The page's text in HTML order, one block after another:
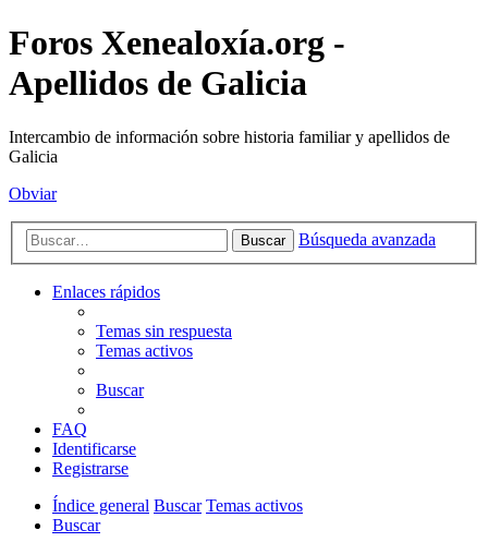
Foros Xenealoxía.org -
Apellidos de Galicia
Intercambio de información sobre historia familiar y apellidos de
Galicia
Obviar
Buscar Búsqueda avanzada
Enlaces rápidos
Temas sin respuesta
Temas activos
Buscar
FAQ
Identificarse
Registrarse
Índice general Buscar Temas activos
Buscar